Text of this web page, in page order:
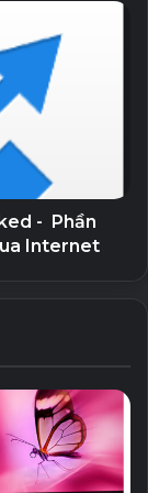
- Phần
Internet